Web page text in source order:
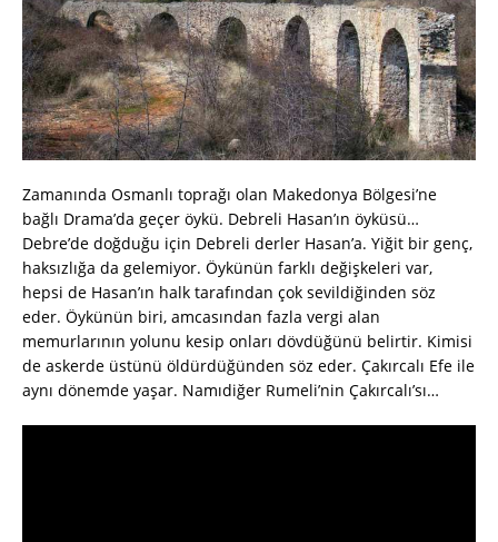
Zamanında Osmanlı toprağı olan Makedonya Bölgesi’ne
bağlı Drama’da geçer öykü. Debreli Hasan’ın öyküsü…
Debre’de doğduğu için Debreli derler Hasan’a. Yiğit bir genç,
haksızlığa da gelemiyor. Öykünün farklı değişkeleri var,
hepsi de Hasan’ın halk tarafından çok sevildiğinden söz
eder. Öykünün biri, amcasından fazla vergi alan
memurlarının yolunu kesip onları dövdüğünü belirtir. Kimisi
de askerde üstünü öldürdüğünden söz eder. Çakırcalı Efe ile
aynı dönemde yaşar. Namıdiğer Rumeli’nin Çakırcalı’sı…